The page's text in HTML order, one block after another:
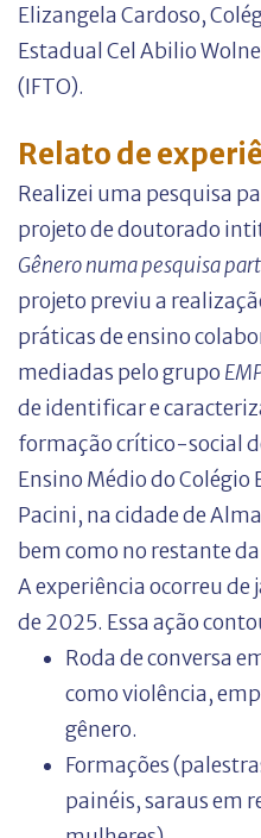
Elizangela Cardoso,
Estadual Cel Abilio
(IFTO).
Relato de
Realizei uma pesquisa
projeto de doutorado
Gênero numa pesquisa
projeto previu a
práticas de ensino
mediadas pelo grupo
de identificar e
formação crítico-social
Ensino Médio do
Pacini, na cidade de
bem como no restante
A experiência ocorreu
de 2025. Essa ação
Roda de conversa
como violência,
gênero.
Formações
painéis, saraus em